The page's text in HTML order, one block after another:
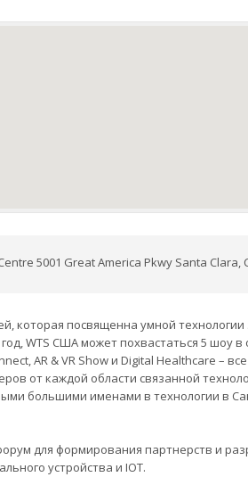
5001 Great America Pkwy Santa Clara,
которая посвященна умной технологии
WTS США может похвастаться 5 шоу в
AR & VR Show и Digital Healthcare –
от каждой области связанной
большими именами в технологии в
для формирования партнерств и
устройства и IOT.